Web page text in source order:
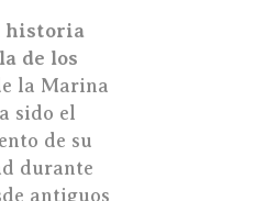
historia
de los
la Marina
sido el
de su
durante
antiguos